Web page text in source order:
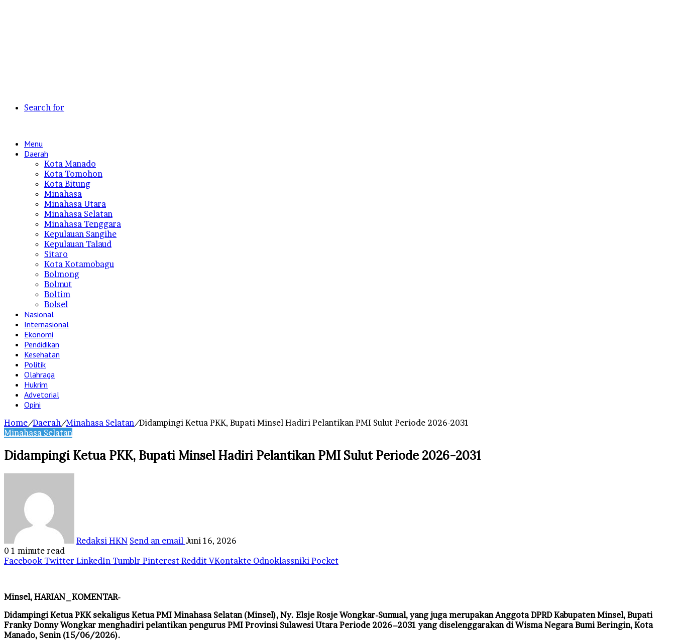
Search for
Menu
Daerah
Kota Manado
Kota Tomohon
Kota Bitung
Minahasa
Minahasa Utara
Minahasa Selatan
Minahasa Tenggara
Kepulauan Sangihe
Kepulauan Talaud
Sitaro
Kota Kotamobagu
Bolmong
Bolmut
Boltim
Bolsel
Nasional
Internasional
Ekonomi
Pendidikan
Kesehatan
Politik
Olahraga
Hukrim
Advetorial
Opini
Home/Daerah/Minahasa Selatan/Didampingi Ketua PKK, Bupati Minsel Hadiri Pelantikan PMI Sulut Periode 2026-2031
Minahasa Selatan
Didampingi Ketua PKK, Bupati Minsel Hadiri Pelantikan PMI Sulut Periode 2026-2031
Redaksi HKN Send an email Juni 16, 2026
0 1 minute read
Facebook Twitter LinkedIn Tumblr Pinterest Reddit VKontakte Odnoklassniki Pocket
Minsel, HARIAN_KOMENTAR-
Didampingi Ketua PKK sekaligus Ketua PMI Minahasa Selatan (Minsel), Ny. Elsje Rosje Wongkar-Sumual, yang juga merupakan Anggota DPRD Kabupaten Minsel, Bupati
Franky Donny Wongkar menghadiri pelantikan pengurus PMI Provinsi Sulawesi Utara Periode 2026–2031 yang diselenggarakan di Wisma Negara Bumi Beringin, Kota
Manado, Senin (15/06/2026).